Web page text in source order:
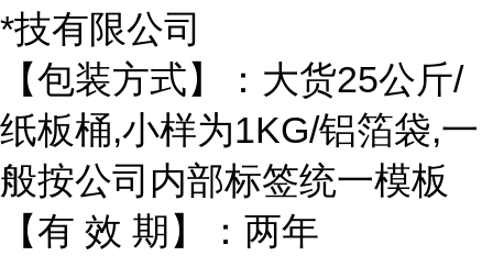
*技有限公司
【包装方式】：大货25公斤/
纸板桶,小样为1KG/铝箔袋,一
般按公司内部标签统一模板
【有 效 期】：两年